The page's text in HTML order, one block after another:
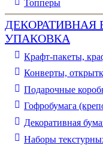
Топперы
ДЕКОРАТИВНАЯ
УПАКОВКА
Крафт-пакеты,
Конверты,
Подарочные
Гофробумага
Декоративная
Наборы